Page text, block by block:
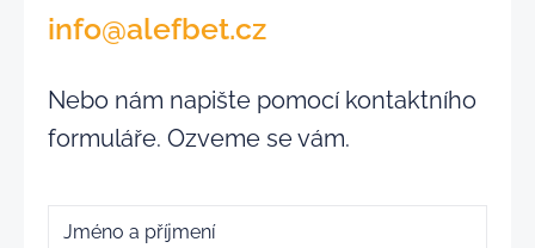
info@alefbet.cz
Nebo nám napište pomocí kontaktního
formuláře. Ozveme se vám.